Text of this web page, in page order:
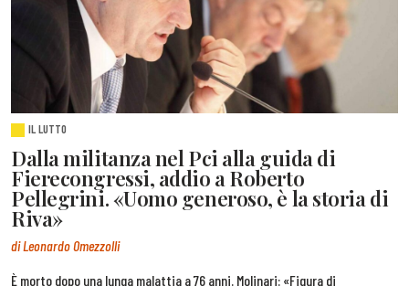
IL LUTTO
Dalla militanza nel Pci alla guida di
Fierecongressi, addio a Roberto
Pellegrini. «Uomo generoso, è la storia di
Riva»
di Leonardo Omezzolli
È morto dopo una lunga malattia a 76 anni. Molinari: «Figura di